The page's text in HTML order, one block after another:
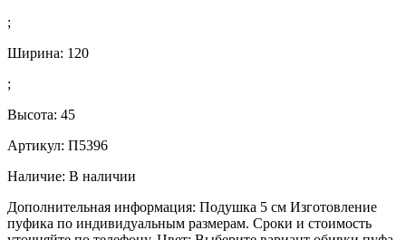
;
Ширина: 120
;
Высота: 45
Артикул: П5396
Наличие: В наличии
Дополнительная информация: Подушка 5 см Изготовление
пуфика по индивидуальным размерам. Сроки и стоимость